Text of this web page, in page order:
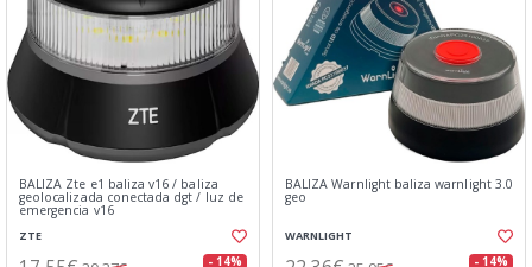
BALIZA Zte e1 baliza v16 / baliza
geolocalizada conectada dgt / luz de
emergencia v16
ZTE
- 14%
BALIZA Warnlight baliza warnlight 3.0
geo
WARNLIGHT
- 14%